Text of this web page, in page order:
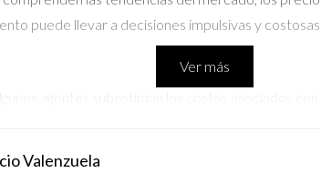
puede llevar a decisiones impulsivas y costosas.
Ver más
Valenzuela